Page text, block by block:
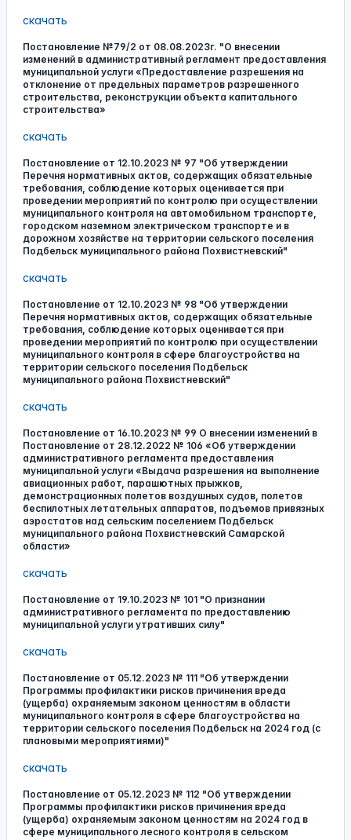
скачать
Постановление №79/2 от 08.08.2023г. "О внесении
изменений в административный регламент предоставления
муниципальной услуги «Предоставление разрешения на
отклонение от предельных параметров разрешенного
строительства, реконструкции объекта капитального
строительства»
скачать
Постановление от 12.10.2023 № 97 "Об утверждении
Перечня нормативных актов, содержащих обязательные
требования, соблюдение которых оценивается при
проведении мероприятий по контролю при осуществлении
муниципального контроля на автомобильном транспорте,
городском наземном электрическом транспорте и в
дорожном хозяйстве на территории сельского поселения
Подбельск муниципального района Похвистневский"
скачать
Постановление от 12.10.2023 № 98 "Об утверждении
Перечня нормативных актов, содержащих обязательные
требования, соблюдение которых оценивается при
проведении мероприятий по контролю при осуществлении
муниципального контроля в сфере благоустройства на
территории сельского поселения Подбельск
муниципального района Похвистневский"
скачать
Постановление от 16.10.2023 № 99 О внесении изменений в
Постановление от 28.12.2022 № 106 «Об утверждении
административного регламента предоставления
муниципальной услуги «Выдача разрешения на выполнение
авиационных работ, парашютных прыжков,
демонстрационных полетов воздушных судов, полетов
беспилотных летательных аппаратов, подъемов привязных
аэростатов над сельским поселением Подбельск
муниципального района Похвистневский Самарской
области»
скачать
Постановление от 19.10.2023 № 101 "О признании
административного регламента по предоставлению
муниципальной услуги утративших силу"
скачать
Постановление от 05.12.2023 № 111 "Об утверждении
Программы профилактики рисков причинения вреда
(ущерба) охраняемым законом ценностям в области
муниципального контроля в сфере благоустройства на
территории сельского поселения Подбельск на 2024 год (с
плановыми мероприятиями)"
скачать
Постановление от 05.12.2023 № 112 "Об утверждении
Программы профилактики рисков причинения вреда
(ущерба) охраняемым законом ценностям на 2024 год в
сфере муниципального лесного контроля в сельском